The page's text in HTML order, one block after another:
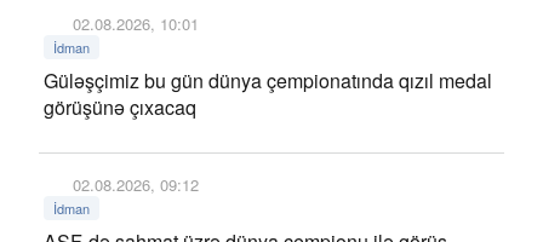
02.08.2026, 10:01
İdman
Güləşçimiz bu gün dünya çempionatında qızıl medal
görüşünə çıxacaq
02.08.2026, 09:12
İdman